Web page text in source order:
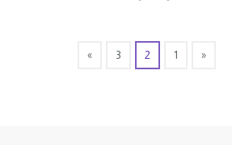
«
1
2
3
»